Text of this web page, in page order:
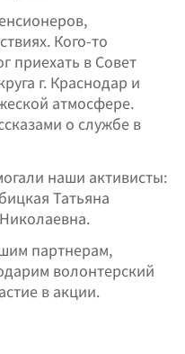
Кого-то
приехать в Совет
г. Краснодар и
атмосфере.
о службе в
наши активисты:
Татьяна
партнерам,
волонтерский
в акции.